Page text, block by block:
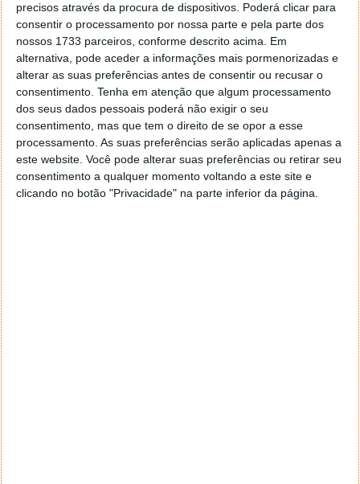
precisos através da procura de dispositivos. Poderá clicar para
consentir o processamento por nossa parte e pela parte dos
nossos 1733 parceiros, conforme descrito acima. Em
alternativa, pode aceder a informações mais pormenorizadas e
alterar as suas preferências antes de consentir ou recusar o
consentimento. Tenha em atenção que algum processamento
dos seus dados pessoais poderá não exigir o seu
consentimento, mas que tem o direito de se opor a esse
processamento. As suas preferências serão aplicadas apenas a
este website. Você pode alterar suas preferências ou retirar seu
consentimento a qualquer momento voltando a este site e
clicando no botão "Privacidade" na parte inferior da página.
Para quem pretender personalizar o terminal do Linux
com uma mensagem personalizada aqui está a
solução. De referir que há várias aplicações que